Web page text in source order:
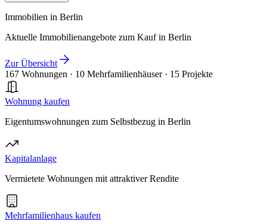
Immobilien in Berlin
Aktuelle Immobilienangebote zum Kauf in Berlin
Zur Übersicht
167 Wohnungen · 10 Mehrfamilienhäuser · 15 Projekte
Wohnung kaufen
Eigentumswohnungen zum Selbstbezug in Berlin
Kapitalanlage
Vermietete Wohnungen mit attraktiver Rendite
Mehrfamilienhaus kaufen